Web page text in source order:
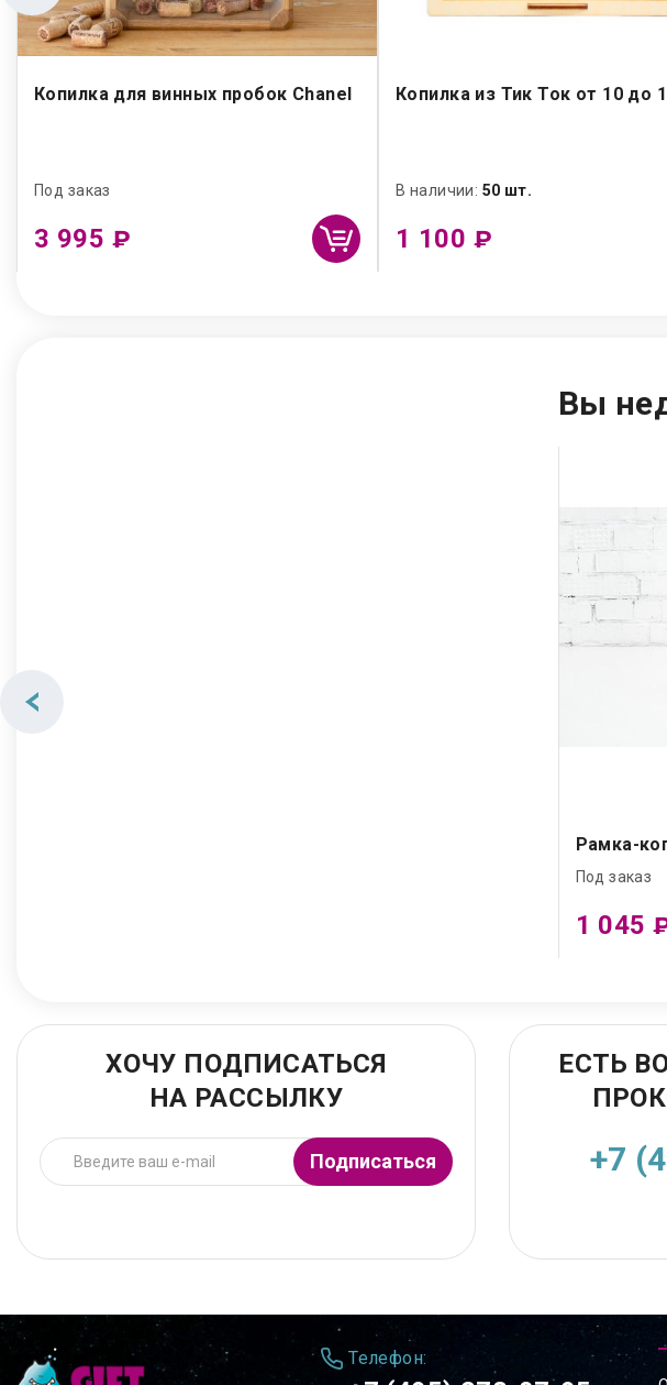
Копилка для винных пробок Chanel
Под заказ
3 995 ₽
Копилка из Тик Ток от 10 до
В наличии: 50 шт.
1 100 ₽
Вы
Рамка-
Под заказ
1 045
ХОЧУ ПОДПИСАТЬСЯ
НА РАССЫЛКУ
Подписаться
ЕСТЬ
+7
Телефон: